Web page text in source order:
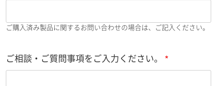
ご購入済み製品に関するお問い合わせの場合は、ご記入ください。
ご相談・ご質問事項をご入力ください。